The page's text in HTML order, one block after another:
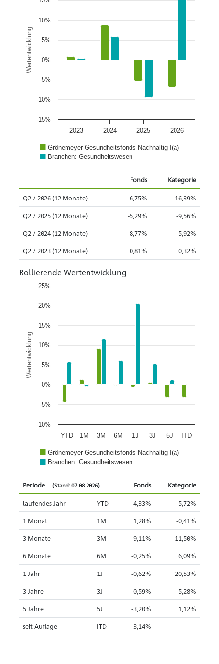
Wertentwicklung
Grönemeyer Gesundheitsfonds Nachhaltig I(a)
Branchen: Gesundheitswesen
2023 2024 2025 2026
-15%
-10%
-5%
0%
5%
10%
Fonds Kategorie
Q2 / 2026 (12 Monate) -6,75% 16,39%
Q2 / 2025 (12 Monate) -5,29% -9,56%
Q2 / 2024 (12 Monate) 8,77% 5,92%
Q2 / 2023 (12 Monate) 0,81% 0,32%
Rollierende Wertentwicklung
Wertentwicklung
Grönemeyer Gesundheitsfonds Nachhaltig I(a)
Branchen: Gesundheitswesen
YTD 1M 3M 6M 1J 3J 5J ITD
-10%
-5%
0%
5%
10%
15%
20%
25%
Periode (Stand: 07.08.2026) Fonds Kategorie
laufendes Jahr YTD -4,33% 5,72%
1 Monat 1M 1,28% -0,41%
3 Monate 3M 9,11% 11,50%
6 Monate 6M -0,25% 6,09%
1 Jahr 1J -0,62% 20,53%
3 Jahre 3J 0,59% 5,28%
5 Jahre 5J -3,20% 1,12%
seit Auflage ITD -3,14%